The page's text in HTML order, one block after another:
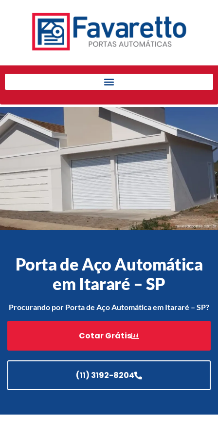
Início
Produtos
Porta de Enrolar Automática
Automatizadores
Acessórios Para Portas de
Enrolar
Pintura eletrostática
Portfólio
Contato
Acessórios
Automatização
Enrolar em Teresópolis – RJ
Portão de Garagem de
Enrolar em São Pedro da
Aldeia – RJ
Porta de Aço Automática
em Itararé – SP
Procurando por Porta de Aço Automática em Itararé – SP?
Cotar Grátis
(11) 3192-8204